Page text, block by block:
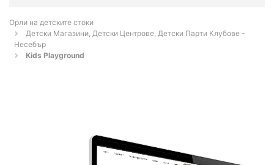
Орли на детските стоки
Детски Магазини, Детски Центрове, Детски Парти Клубове -
Несебър
Kids Playground